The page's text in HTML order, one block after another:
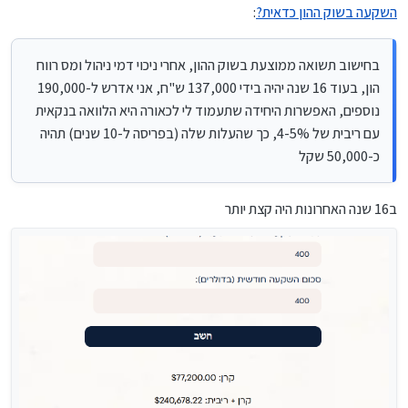
נוספים, האפשרות היחידה שתעמוד לי לכאורה היא הלוואה בנקאית
עם ריבית של 4-5%, כך שהעלות שלה (בפריסה ל-10 שנים) תהיה
בשורה התחתונה נראה שהרווח נמחק כמעט לחלוטין.
האם בנתונים כאלו השקעה בשוק ההון כדאית וחכמה? או שעדיף כבר
לשים את הכסף בגמ"ח ולקבל הלוואה באותו הסכום?
השקעה בשוק ההון כדאית?:
בחישוב תשואה ממוצעת בשוק ההון, אחרי ניכוי דמי ניהול ומס רווח
הון, בעוד 16 שנה יהיה בידי 137,000 ש"ח, אני אדרש ל-190,000
נוספים, האפשרות היחידה שתעמוד לי לכאורה היא הלוואה בנקאית
עם ריבית של 4-5%, כך שהעלות שלה (בפריסה ל-10 שנים) תהיה
כ-50,000 שקל
ב16 שנה האחרונות היה קצת יותר